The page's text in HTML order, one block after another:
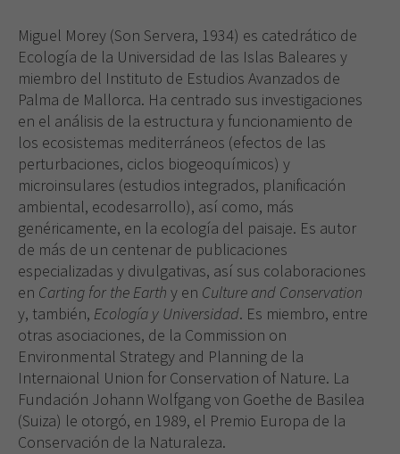
Miguel Morey (Son Servera, 1934) es catedrático de
Ecología de la Universidad de las Islas Baleares y
miembro del Instituto de Estudios Avanzados de
Palma de Mallorca. Ha centrado sus investigaciones
en el análisis de la estructura y funcionamiento de
los ecosistemas mediterráneos (efectos de las
perturbaciones, ciclos biogeoquímicos) y
microinsulares (estudios integrados, planificación
ambiental, ecodesarrollo), así como, más
genéricamente, en la ecología del paisaje. Es autor
de más de un centenar de publicaciones
especializadas y divulgativas, así sus colaboraciones
en Carting for the Earth y en Culture and Conservation
y, también, Ecología y Universidad. Es miembro, entre
otras asociaciones, de la Commission on
Environmental Strategy and Planning de la
Internaional Union for Conservation of Nature. La
Fundación Johann Wolfgang von Goethe de Basilea
(Suiza) le otorgó, en 1989, el Premio Europa de la
Conservación de la Naturaleza.